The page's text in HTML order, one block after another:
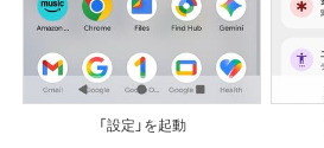
「設定」を起動